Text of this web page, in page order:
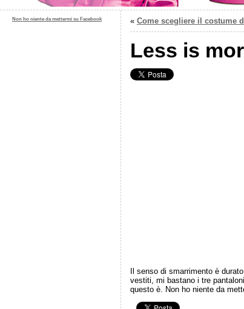
Non ho niente da mettermi su Facebook « Come scegliere il costume
Less is
Il senso di smarrimento è
vestiti, mi bastano i tre
questo è. Non ho niente da